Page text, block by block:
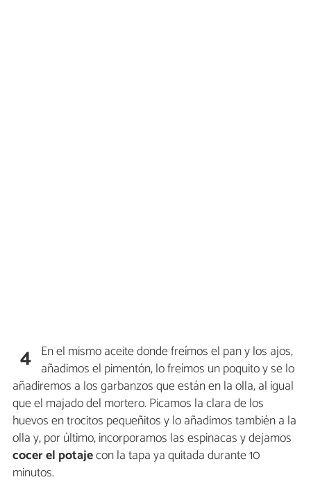
4 En el mismo aceite donde freímos el pan y los ajos,
añadimos el pimentón, lo freímos un poquito y se lo
añadiremos a los garbanzos que están en la olla, al igual
que el majado del mortero. Picamos la clara de los
huevos en trocitos pequeñitos y lo añadimos también a la
olla y, por último, incorporamos las espinacas y dejamos
cocer el potajecon la tapa ya quitada durante 10
minutos.